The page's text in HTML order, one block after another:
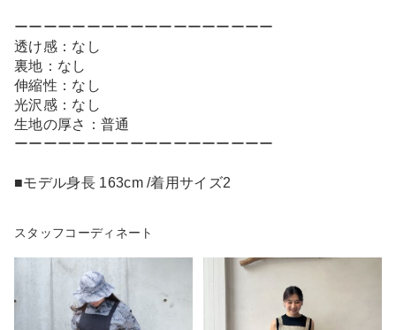
ーーーーーーーーーーーーーーーーーー
透け感：なし
裏地：なし
伸縮性：なし
光沢感：なし
生地の厚さ：普通
ーーーーーーーーーーーーーーーーーー
■モデル身長 163cm /着用サイズ2
スタッフコーディネート